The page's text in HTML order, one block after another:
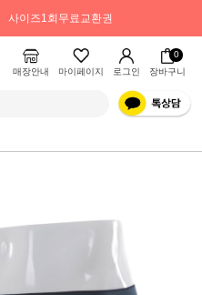
사이즈1회무료교환권
매장안내 마이페이지 로그인
0
장바구니